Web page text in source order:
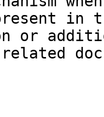
in
or